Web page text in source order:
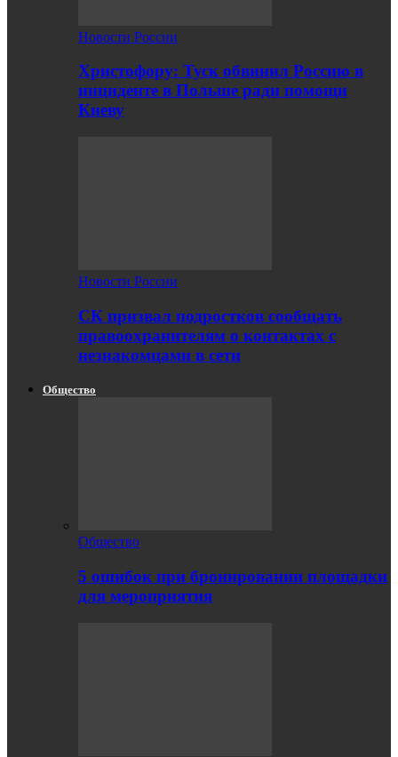
Новости России
Христофору: Туск обвинил Россию в
инциденте в Польше ради помощи
Киеву
Новости России
СК призвал подростков сообщать
правоохранителям о контактах с
незнакомцами в сети
Общество
Общество
5 ошибок при бронировании площадки
для мероприятия